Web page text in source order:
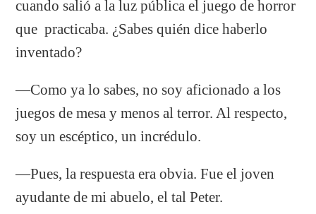
cuando salió a la luz pública el juego de horror
que practicaba. ¿Sabes quién dice haberlo
inventado?
―Como ya lo sabes, no soy aficionado a los
juegos de mesa y menos al terror. Al respecto,
soy un escéptico, un incrédulo.
―Pues, la respuesta era obvia. Fue el joven
ayudante de mi abuelo, el tal Peter.